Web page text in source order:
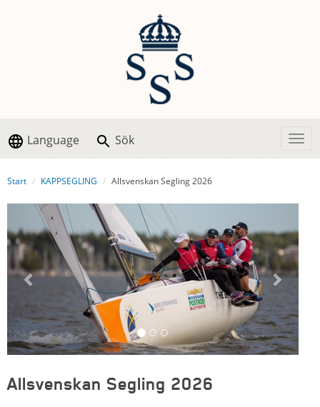
Language Sök
Start KAPPSEGLING Allsvenskan Segling 2026
Allsvenskan Segling 2026